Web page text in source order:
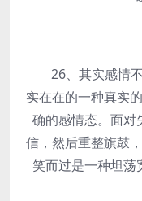
26、其实感情不
实在在的一种真实
确的感情态。面对
信，然后重整旗鼓
笑而过是一种坦荡